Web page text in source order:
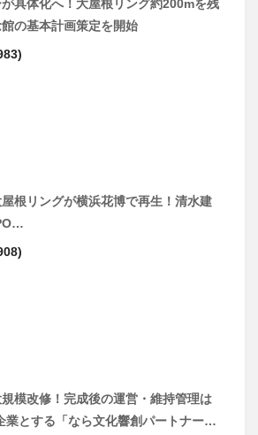
具体化へ！大屋根リング約200mを残
の基本計画策定を開始
根リングが横浜花博で再生！清水建
模改修！完成後の運営・維持管理は
業とする「なら文化響創パートナー…